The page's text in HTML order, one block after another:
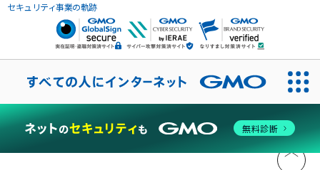
セキュリティ事業の軌跡
無料診断